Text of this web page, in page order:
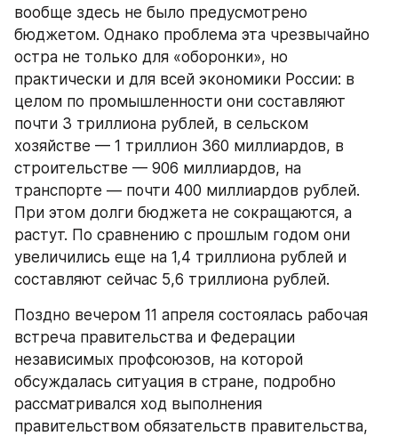
вообще здесь не было предусмотрено
бюджетом. Однако проблема эта чрезвычайно
остра не только для «оборонки», но
практически и для всей экономики России: в
целом по промышленности они составляют
почти 3 триллиона рублей, в сельском
хозяйстве — 1 триллион 360 миллиардов, в
строительстве — 906 миллиардов, на
транспорте — почти 400 миллиардов рублей.
При этом долги бюджета не сокращаются, а
растут. По сравнению с прошлым годом они
увеличились еще на 1,4 триллиона рублей и
составляют сейчас 5,6 триллиона рублей.
Поздно вечером 11 апреля состоялась рабочая
встреча правительства и Федерации
независимых профсоюзов, на которой
обсуждалась ситуация в стране, подробно
рассматривался ход выполнения
правительством обязательств правительства,